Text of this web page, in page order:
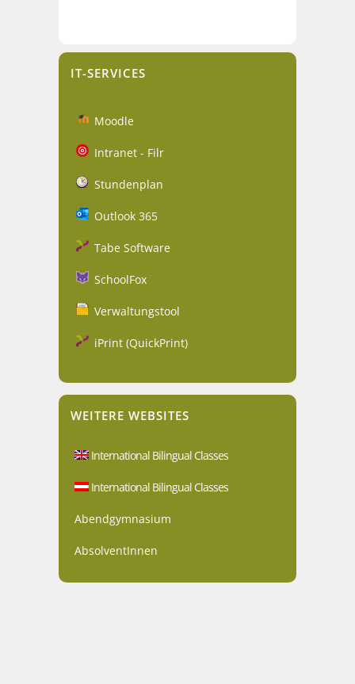
IT-SERVICES
Moodle
Intranet - Filr
Stundenplan
Outlook 365
Tabe Software
SchoolFox
Verwaltungstool
iPrint (QuickPrint)
WEITERE WEBSITES
International Bilingual Classes
International Bilingual Classes
Abendgymnasium
AbsolventInnen